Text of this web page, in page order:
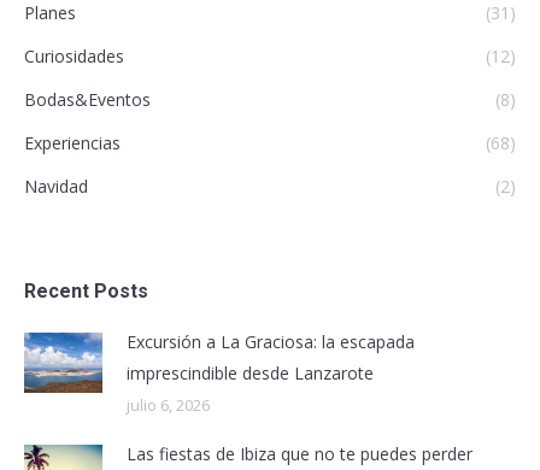
Planes
(31)
Curiosidades
(12)
Bodas&Eventos
(8)
Experiencias
(68)
Navidad
(2)
Recent Posts
Excursión a La Graciosa: la escapada
imprescindible desde Lanzarote
julio 6, 2026
Las fiestas de Ibiza que no te puedes perder